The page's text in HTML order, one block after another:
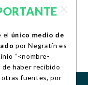
el único medio de
por Negratín es
“<nombre-
de haber recibido
otras fuentes, por